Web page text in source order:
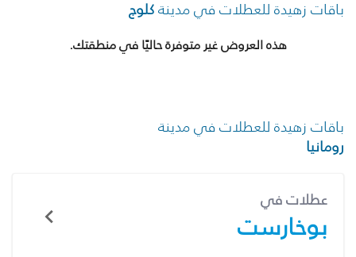
باقات زهيدة للعطلات في مدينةكلوج
هذه العروض غير متوفرة حاليًا في منطقتك.
باقات زهيدة للعطلات في مدينة
رومانيا
عطلات في
بوخارست